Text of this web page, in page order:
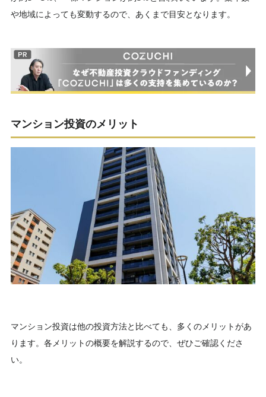
や地域によっても変動するので、あくまで目安となります。
マンション投資のメリット
マンション投資は他の投資方法と比べても、多くのメリットがあ
ります。各メリットの概要を解説するので、ぜひご確認くださ
い。